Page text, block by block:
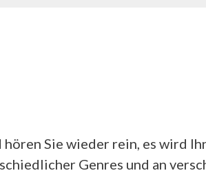
hören Sie wieder rein, es wird
Genres und an